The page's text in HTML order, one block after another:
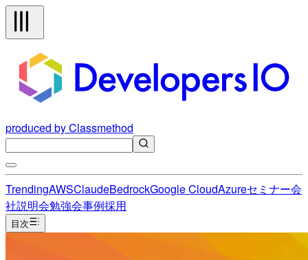
produced by Classmethod
TrendingAWSClaudeBedrockGoogle CloudAzureセミナー会
社説明会勉強会事例採用
目次